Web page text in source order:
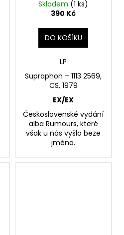
Skladem (1 ks)
390 Kč
DO KOŠÍKU
LP
Supraphon ‎– 1113 2569,
CS, 1979
EX/EX
Československé vydání
alba Rumours, které
však u nás vyšlo beze
jména.